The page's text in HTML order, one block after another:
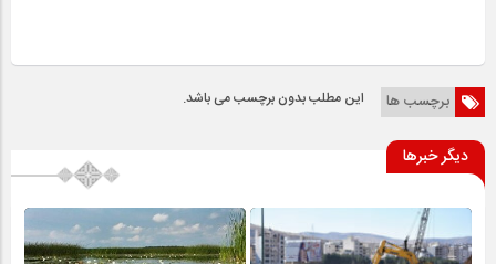
برچسب ها این مطلب بدون برچسب می باشد.
دیگر خبرها